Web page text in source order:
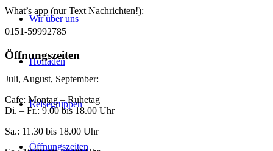
Wir über uns
Hofladen
Reisegruppen
Öffnungszeiten
What’s app (nur Text Nachrichten!):
0151-59992785
Öffnungszeiten
Juli, August, September:
Cafe: Montag – Ruhetag
Di. – Fr.: 9.00 bis 18.00 Uhr
Sa.: 11.30 bis 18.00 Uhr